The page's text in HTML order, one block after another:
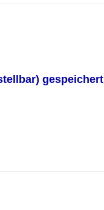
gespeichert